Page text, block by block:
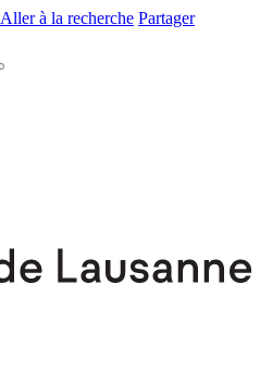
Aller à la recherche Partager